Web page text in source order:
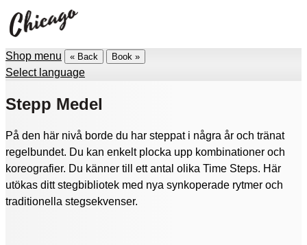
Shop menu « Back Book »
Select language
Stepp Medel
På den här nivå borde du har steppat i några år och tränat
regelbundet. Du kan enkelt plocka upp kombinationer och
koreografier. Du känner till ett antal olika Time Steps. Här
utökas ditt stegbibliotek med nya synkoperade rytmer och
traditionella stegsekvenser.